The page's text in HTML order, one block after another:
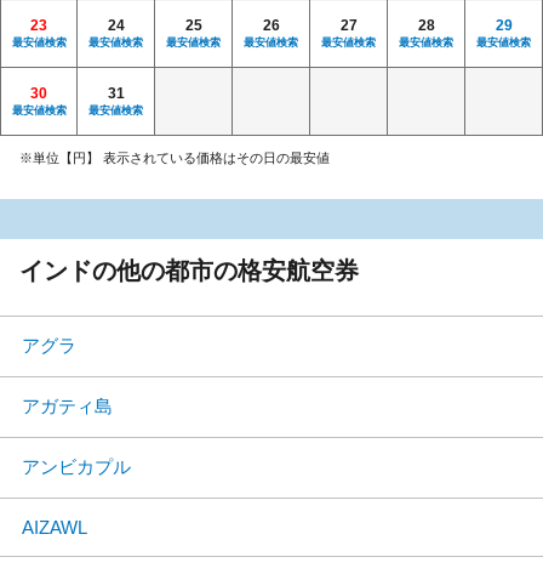
23
最安値検索
24
最安値検索
25
最安値検索
26
最安値検索
27
最安値検索
28
最安値検索
29
最安値検索
30
最安値検索
31
最安値検索
※単位【円】 表示されている価格はその日の最安値
インドの他の都市の格安航空券
アグラ
アガティ島
アンビカプル
AIZAWL